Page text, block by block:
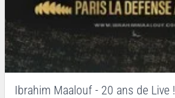
Ibrahim Maalouf - 20 ans de Live !